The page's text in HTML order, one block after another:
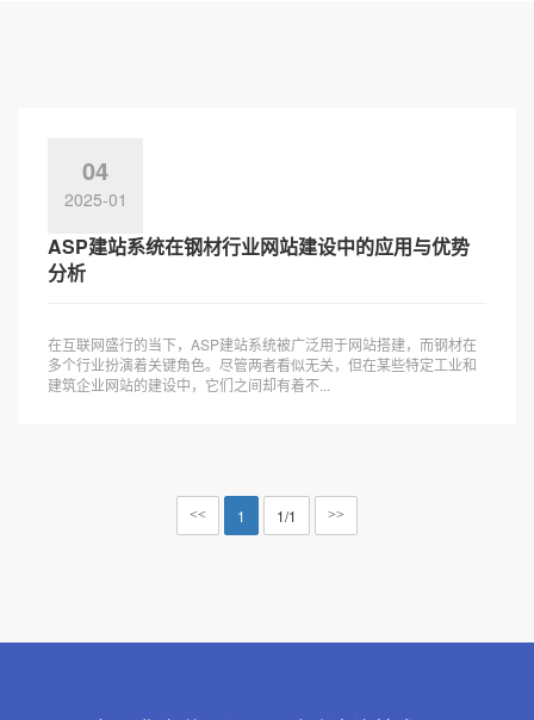
04
2025-01
ASP建站系统在钢材行业网站建设中的应用与优势
分析
在互联网盛行的当下，ASP建站系统被广泛用于网站搭建，而钢材在
多个行业扮演着关键角色。尽管两者看似无关，但在某些特定工业和
建筑企业网站的建设中，它们之间却有着不...
<< 1 1/1 >>